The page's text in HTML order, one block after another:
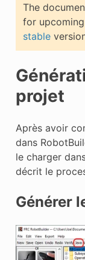
The
for
stable
projet
Après avoir
dans
le charger
décrit le
Générer